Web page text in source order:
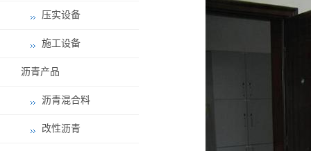
压实设备
施工设备
沥青产品
沥青混合料
改性沥青